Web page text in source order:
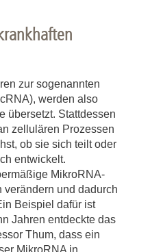
zur sogenannten
werden also
übersetzt. Stattdessen
zellulären Prozessen
ob sie sich teilt oder
entwickelt.
MikroRNA-
und dadurch
Beispiel dafür ist
Jahren entdeckte das
Thum, dass ein
MikroRNA in